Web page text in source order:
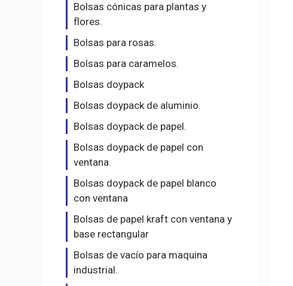
Bolsas cónicas para plantas y
flores.
Bolsas para rosas.
Bolsas para caramelos.
Bolsas doypack
Bolsas doypack de aluminio.
Bolsas doypack de papel.
Bolsas doypack de papel con
ventana.
Bolsas doypack de papel blanco
con ventana
Bolsas de papel kraft con ventana y
base rectangular
Bolsas de vacío para maquina
industrial.